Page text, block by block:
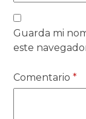
Guarda mi
este
Comentario*